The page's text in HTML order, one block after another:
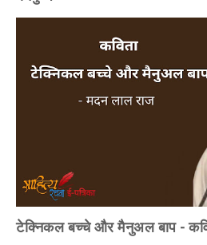
टेक्निकल बच्चे और मैनुअल बाप -